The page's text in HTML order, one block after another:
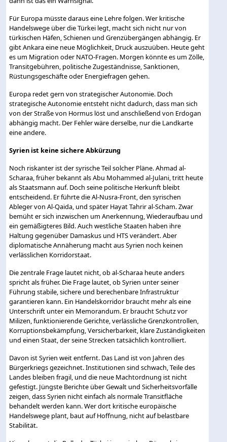
Für Europa müsste daraus eine Lehre folgen. Wer kritische
Handelswege über die Türkei legt, macht sich nicht nur von
türkischen Häfen, Schienen und Grenzübergängen abhängig. Er
gibt Ankara eine neue Möglichkeit, Druck auszuüben. Heute geht
es um Migration oder NATO-Fragen. Morgen könnte es um Zölle,
Transitgebühren, politische Zugeständnisse, Sanktionen,
Rüstungsgeschäfte oder Energiefragen gehen.
Europa redet gern von strategischer Autonomie. Doch
strategische Autonomie entsteht nicht dadurch, dass man sich
von der Straße von Hormus löst und anschließend von Erdogan
abhängig macht. Der Fehler wäre derselbe, nur die Landkarte
eine andere.
Syrien ist keine sichere Abkürzung
Noch riskanter ist der syrische Teil solcher Pläne. Ahmad al-
Scharaa, früher bekannt als Abu Mohammed al-Julani, tritt heute
als Staatsmann auf. Doch seine politische Herkunft bleibt
entscheidend. Er führte die Al-Nusra-Front, den syrischen
Ableger von Al-Qaida, und später Hayat Tahrir al-Scham. Zwar
bemüht er sich inzwischen um Anerkennung, Wiederaufbau und
ein gemäßigteres Bild. Auch westliche Staaten haben ihre
Haltung gegenüber Damaskus und HTS verändert. Aber
diplomatische Annäherung macht aus Syrien noch keinen
verlässlichen Korridorstaat.
Die zentrale Frage lautet nicht, ob al-Scharaa heute anders
spricht als früher. Die Frage lautet, ob Syrien unter seiner
Führung stabile, sichere und berechenbare Infrastruktur
garantieren kann. Ein Handelskorridor braucht mehr als eine
Unterschrift unter ein Memorandum. Er braucht Schutz vor
Milizen, funktionierende Gerichte, verlässliche Grenzkontrollen,
Korruptionsbekämpfung, Versicherbarkeit, klare Zuständigkeiten
und einen Staat, der seine Strecken tatsächlich kontrolliert.
Davon ist Syrien weit entfernt. Das Land ist von Jahren des
Bürgerkriegs gezeichnet. Institutionen sind schwach, Teile des
Landes bleiben fragil, und die neue Machtordnung ist nicht
gefestigt. Jüngste Berichte über Gewalt und Sicherheitsvorfälle
zeigen, dass Syrien nicht einfach als normale Transitfläche
behandelt werden kann. Wer dort kritische europäische
Handelswege plant, baut auf Hoffnung, nicht auf belastbare
Stabilität.